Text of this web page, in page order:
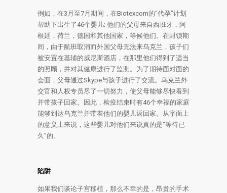
例如，在3月至7月期间，在Biotexcom的“代孕”计划
帮助下出生了46个婴儿; 他们的父母来自西班牙，阿
根廷，荷兰，德国和其他国家，等候他们。在封锁期
间，由于航班取消而外国父母无法来乌克兰，孩子们
被安置在基辅的威尼斯酒店，在那里他们得到了适当
的照顾，并对其健康进行了监测。为了期待面对面的
会面，父母通过Skype与孩子进行了交流。乌克兰外
交官和人权专员尽了一切努力，使父母能够尽快看到
并带孩子回家。因此，检疫结束时有46个幸福的家庭
能够到达乌克兰并带着他们的婴儿返回家。从字面上
的意义上来说，这些婴儿对他们来说真的是“等待已
久”的。
陷阱
如果我们谈论子宫移植，那么不幸的是，昂贵的手术